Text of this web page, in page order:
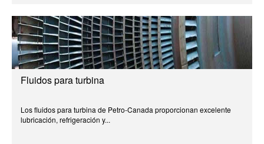
Fluidos para turbina
Los fluidos para turbina de Petro-Canada proporcionan excelente
lubricación, refrigeración y...